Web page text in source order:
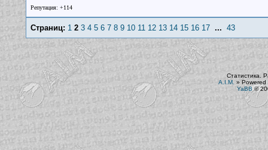
Репутация: +114
Страниц: 1 2 3 4 5 6 7 8 9 10 11 12 13 14 15 16 17... 43
Статистика.
A.I.M. » Powered
YaBB ©